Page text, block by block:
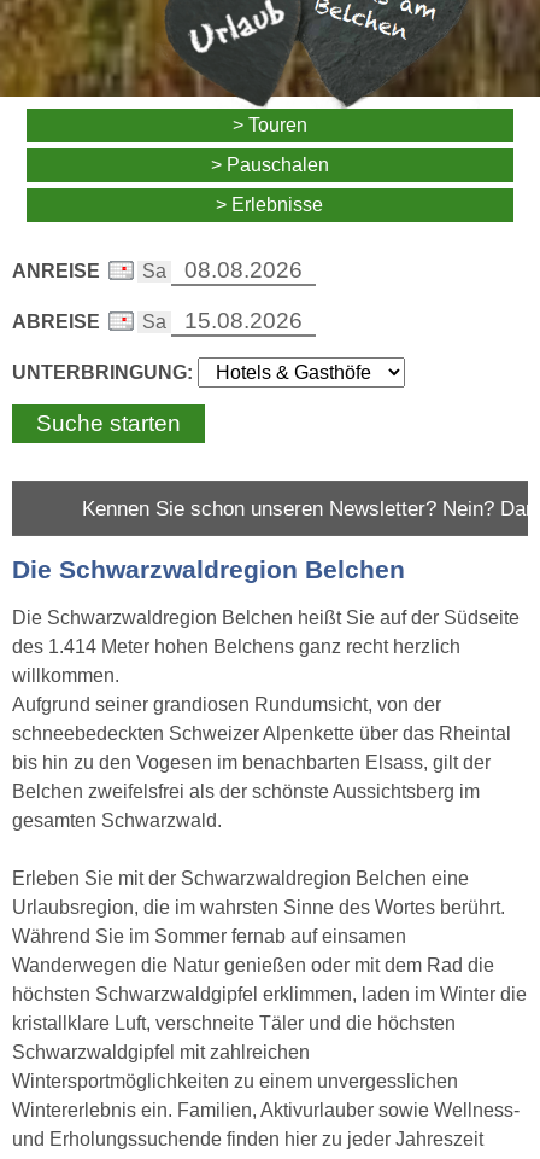
> Touren
> Pauschalen
> Erlebnisse
ANREISE
ABREISE
UNTERBRINGUNG:
Sie schon unseren Newsletter? Nein? Dann abonnieren
Die Schwarzwaldregion Belchen
Die Schwarzwaldregion Belchen heißt Sie auf der Südseite
des 1.414 Meter hohen Belchens ganz recht herzlich
willkommen.
Aufgrund seiner grandiosen Rundumsicht, von der
schneebedeckten Schweizer Alpenkette über das Rheintal
bis hin zu den Vogesen im benachbarten Elsass, gilt der
Belchen zweifelsfrei als der schönste Aussichtsberg im
gesamten Schwarzwald.
Erleben Sie mit der Schwarzwaldregion Belchen eine
Urlaubsregion, die im wahrsten Sinne des Wortes berührt.
Während Sie im Sommer fernab auf einsamen
Wanderwegen die Natur genießen oder mit dem Rad die
höchsten Schwarzwaldgipfel erklimmen, laden im Winter die
kristallklare Luft, verschneite Täler und die höchsten
Schwarzwaldgipfel mit zahlreichen
Wintersportmöglichkeiten zu einem unvergesslichen
Wintererlebnis ein. Familien, Aktivurlauber sowie Wellness-
und Erholungssuchende finden hier zu jeder Jahreszeit